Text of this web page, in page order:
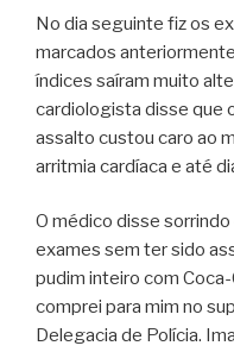
No dia seguinte fiz os
marcados
índices saíram muito
cardiologista disse que
assalto custou caro ao
arritmia cardíaca e até
O médico disse
exames sem ter sido
pudim inteiro com
comprei para mim no
Delegacia de Polícia.